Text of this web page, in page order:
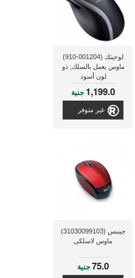
لوجيتك (001204-910)
ماوس يعمل بالسلك, ذو
لون أسود
1,199.0 جنية
غير متوفر
جينيس (31030099103)
ماوس لاسلكى
75.0جنية